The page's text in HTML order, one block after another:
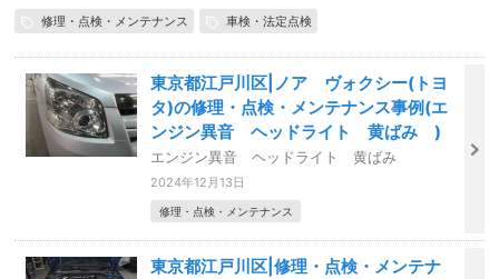
修理・点検・メンテナンス 車検・法定点検
東京都江戸川区|ノア ヴォクシー(トヨ
タ)の修理・点検・メンテナンス事例(エ
ンジン異音 ヘッドライト 黄ばみ )
エンジン異音 ヘッドライト 黄ばみ
2024年12月13日
修理・点検・メンテナンス
東京都江戸川区|修理・点検・メンテナ